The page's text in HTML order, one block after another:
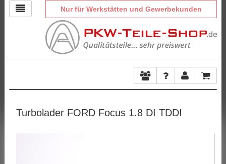
Nur für Werkstätten und Gewerbekunden
Turbolader FORD Focus 1.8 DI TDDI